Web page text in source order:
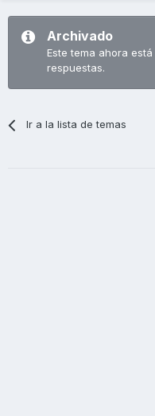
Archivado
Este tema ahora
respuestas.
Ir a la lista de temas